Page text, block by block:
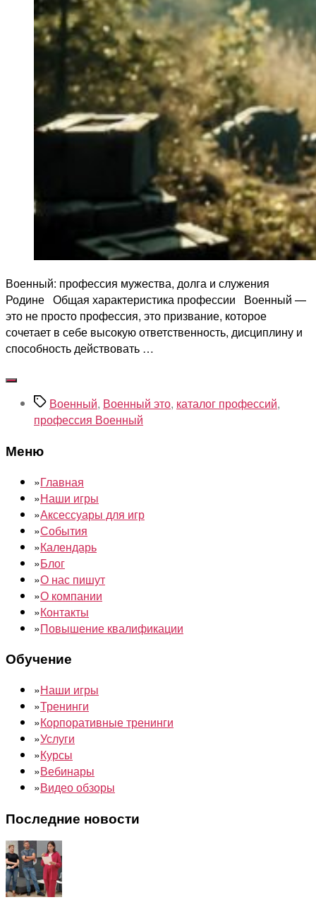
Военный: профессия мужества, долга и служения
Родине Общая характеристика профессии Военный —
это не просто профессия, это призвание, которое
сочетает в себе высокую ответственность, дисциплину и
способность действовать …
МеткиВоенный, Военный это, каталог профессий,
профессия Военный
Меню
»Главная
»Наши игры
»Аксессуары для игр
»События
»Календарь
»Блог
»О нас пишут
»О компании
»Контакты
»Повышение квалификации
Обучение
»Наши игры
»Тренинги
»Корпоративные тренинги
»Услуги
»Курсы
»Вебинары
»Видео обзоры
Последние новости